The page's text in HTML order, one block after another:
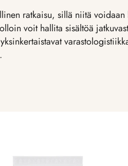
ratkaisu, sillä niitä
voit hallita sisältöä